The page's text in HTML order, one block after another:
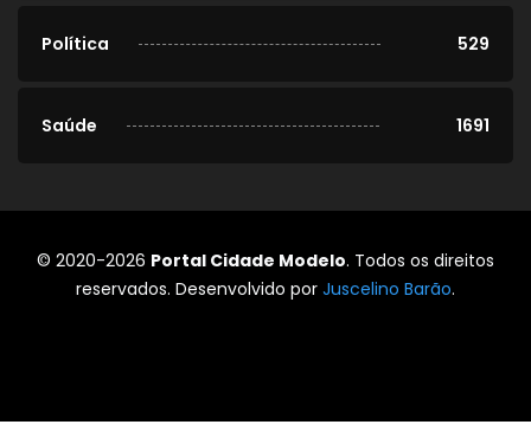
Política 529
Saúde 1691
© 2020-2026 Portal Cidade Modelo. Todos os direitos
reservados. Desenvolvido por Juscelino Barão.